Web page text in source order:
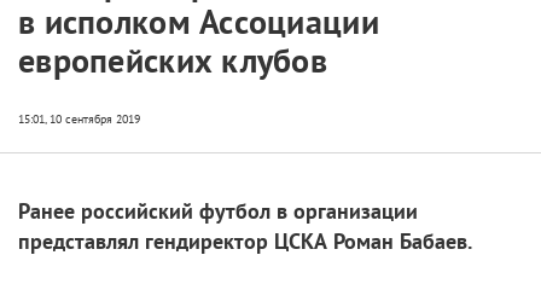
в исполком Ассоциации
европейских клубов
Ранее российский футбол в организации
представлял гендиректор ЦСКА Роман Бабаев.